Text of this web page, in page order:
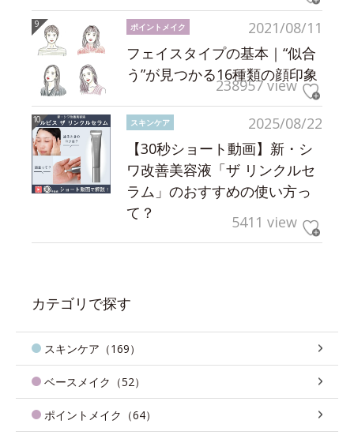
2021/08/11
ポイントメイク
フェイスタイプの基本｜“似合
う”が見つかる16種類の顔印象
238957 view
2025/08/22
スキンケア
【30秒ショート動画】新・シ
ワ改善美容液「ザ リンクルセ
ラム」のおすすめの使い方っ
て？
5411 view
カテゴリで探す
スキンケア（169）
ベースメイク（52）
ポイントメイク（64）